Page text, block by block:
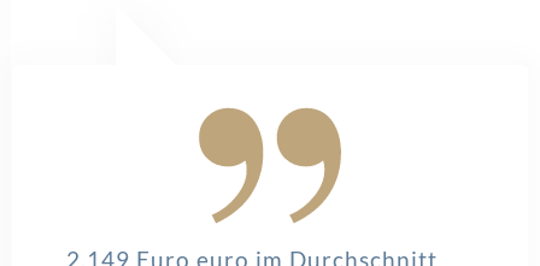
Bitte bestätigen Sie, dass Sie unsere
Datenschutzerklärung akzeptieren.